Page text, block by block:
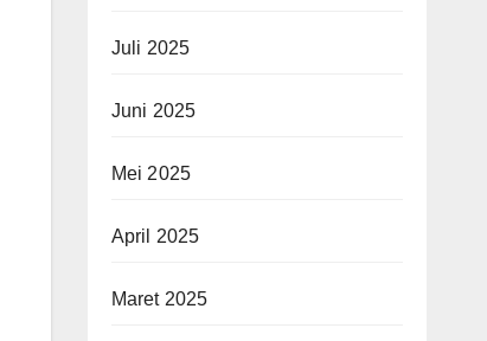
Juli 2025
Juni 2025
Mei 2025
April 2025
Maret 2025